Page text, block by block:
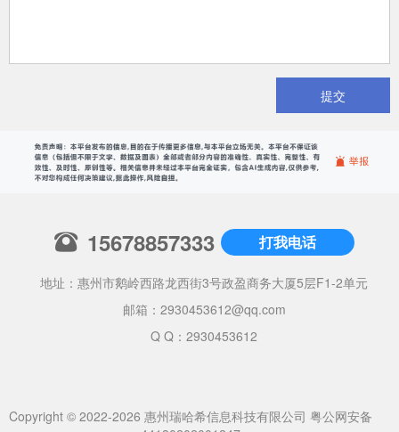
提交
15678857333 打我电话
地址：惠州市鹅岭西路龙西街3号政盈商务大厦5层F1-2单元
邮箱： 2930453612@qq.com
Q Q：2930453612
Copyright © 2022-2026 惠州瑞哈希信息科技有限公司 粤公网安备